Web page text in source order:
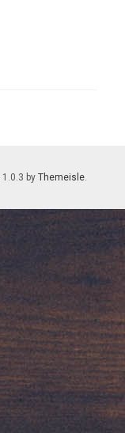
1.0.3 by Themeisle.